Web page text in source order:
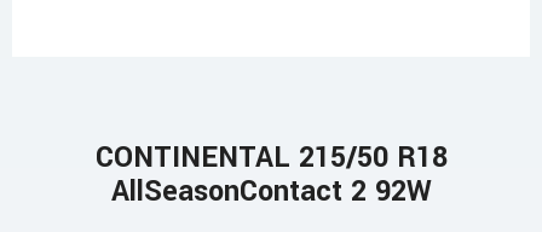
CONTINENTAL 215/50 R18
AllSeasonContact 2 92W